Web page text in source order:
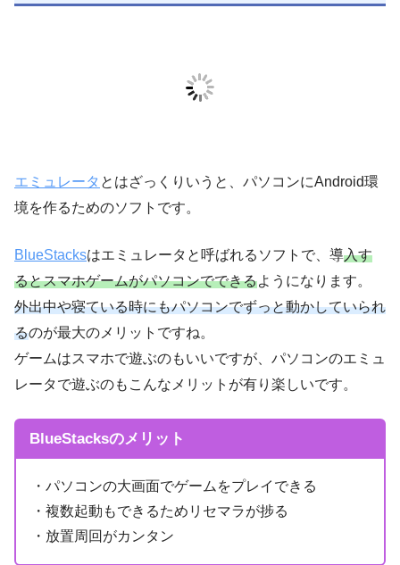
エミュレータ とはざっくりいうと、 パソコンにAndroid環
境を作るためのソフトです。
BlueStacksはエミュレータと呼ばれるソフトで、導入す
るとスマホゲームがパソコンでできるようになります。
外出中や寝ている時にもパソコンでずっと動かしていられ
るのが最大のメリット ですね。
ゲームはスマホで遊ぶのもいいですが、パソコンのエミュ
レータで遊ぶのもこんなメリットが有り楽しいです。
BlueStacksのメリット
・パソコンの大画面でゲームをプレイできる
・複数起動もできるためリセマラが捗る
・放置周回がカンタン